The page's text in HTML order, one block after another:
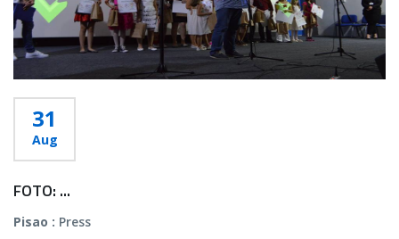
31
Aug
FOTO: ...
Pisao : Press